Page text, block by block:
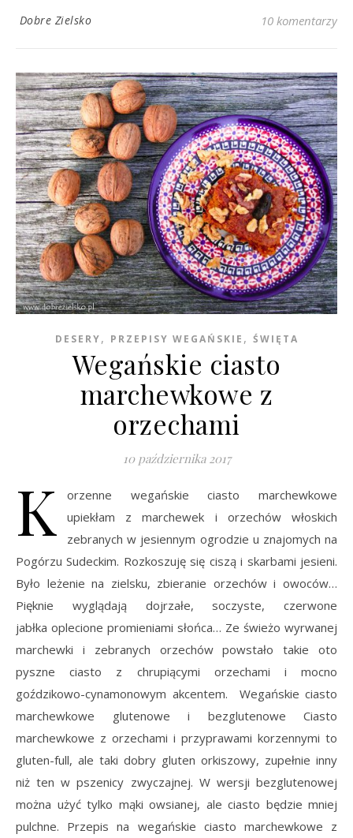
Dobre Zielsko 10 komentarzy
DESERY, PRZEPISY WEGAŃSKIE , ŚWIĘTA
Wegańskie ciasto
marchewkowe z
orzechami
10 października 2017
K
orzenne wegańskie ciasto marchewkowe
upiekłam z marchewek i orzechów włoskich
zebranych w jesiennym ogrodzie u znajomych na
Pogórzu Sudeckim. Rozkoszuję się ciszą i skarbami jesieni.
Było leżenie na zielsku, zbieranie orzechów i owoców…
Pięknie wyglądają dojrzałe, soczyste, czerwone
jabłka oplecione promieniami słońca… Ze świeżo wyrwanej
marchewki i zebranych orzechów powstało takie oto
pyszne ciasto z chrupiącymi orzechami i mocno
goździkowo-cynamonowym akcentem. Wegańskie ciasto
marchewkowe glutenowe i bezglutenowe Ciasto
marchewkowe z orzechami i przyprawami korzennymi to
gluten-full, ale taki dobry gluten orkiszowy, zupełnie inny
niż ten w pszenicy zwyczajnej. W wersji bezglutenowej
można użyć tylko mąki owsianej, ale ciasto będzie mniej
pulchne. Przepis na wegańskie ciasto marchewkowe z